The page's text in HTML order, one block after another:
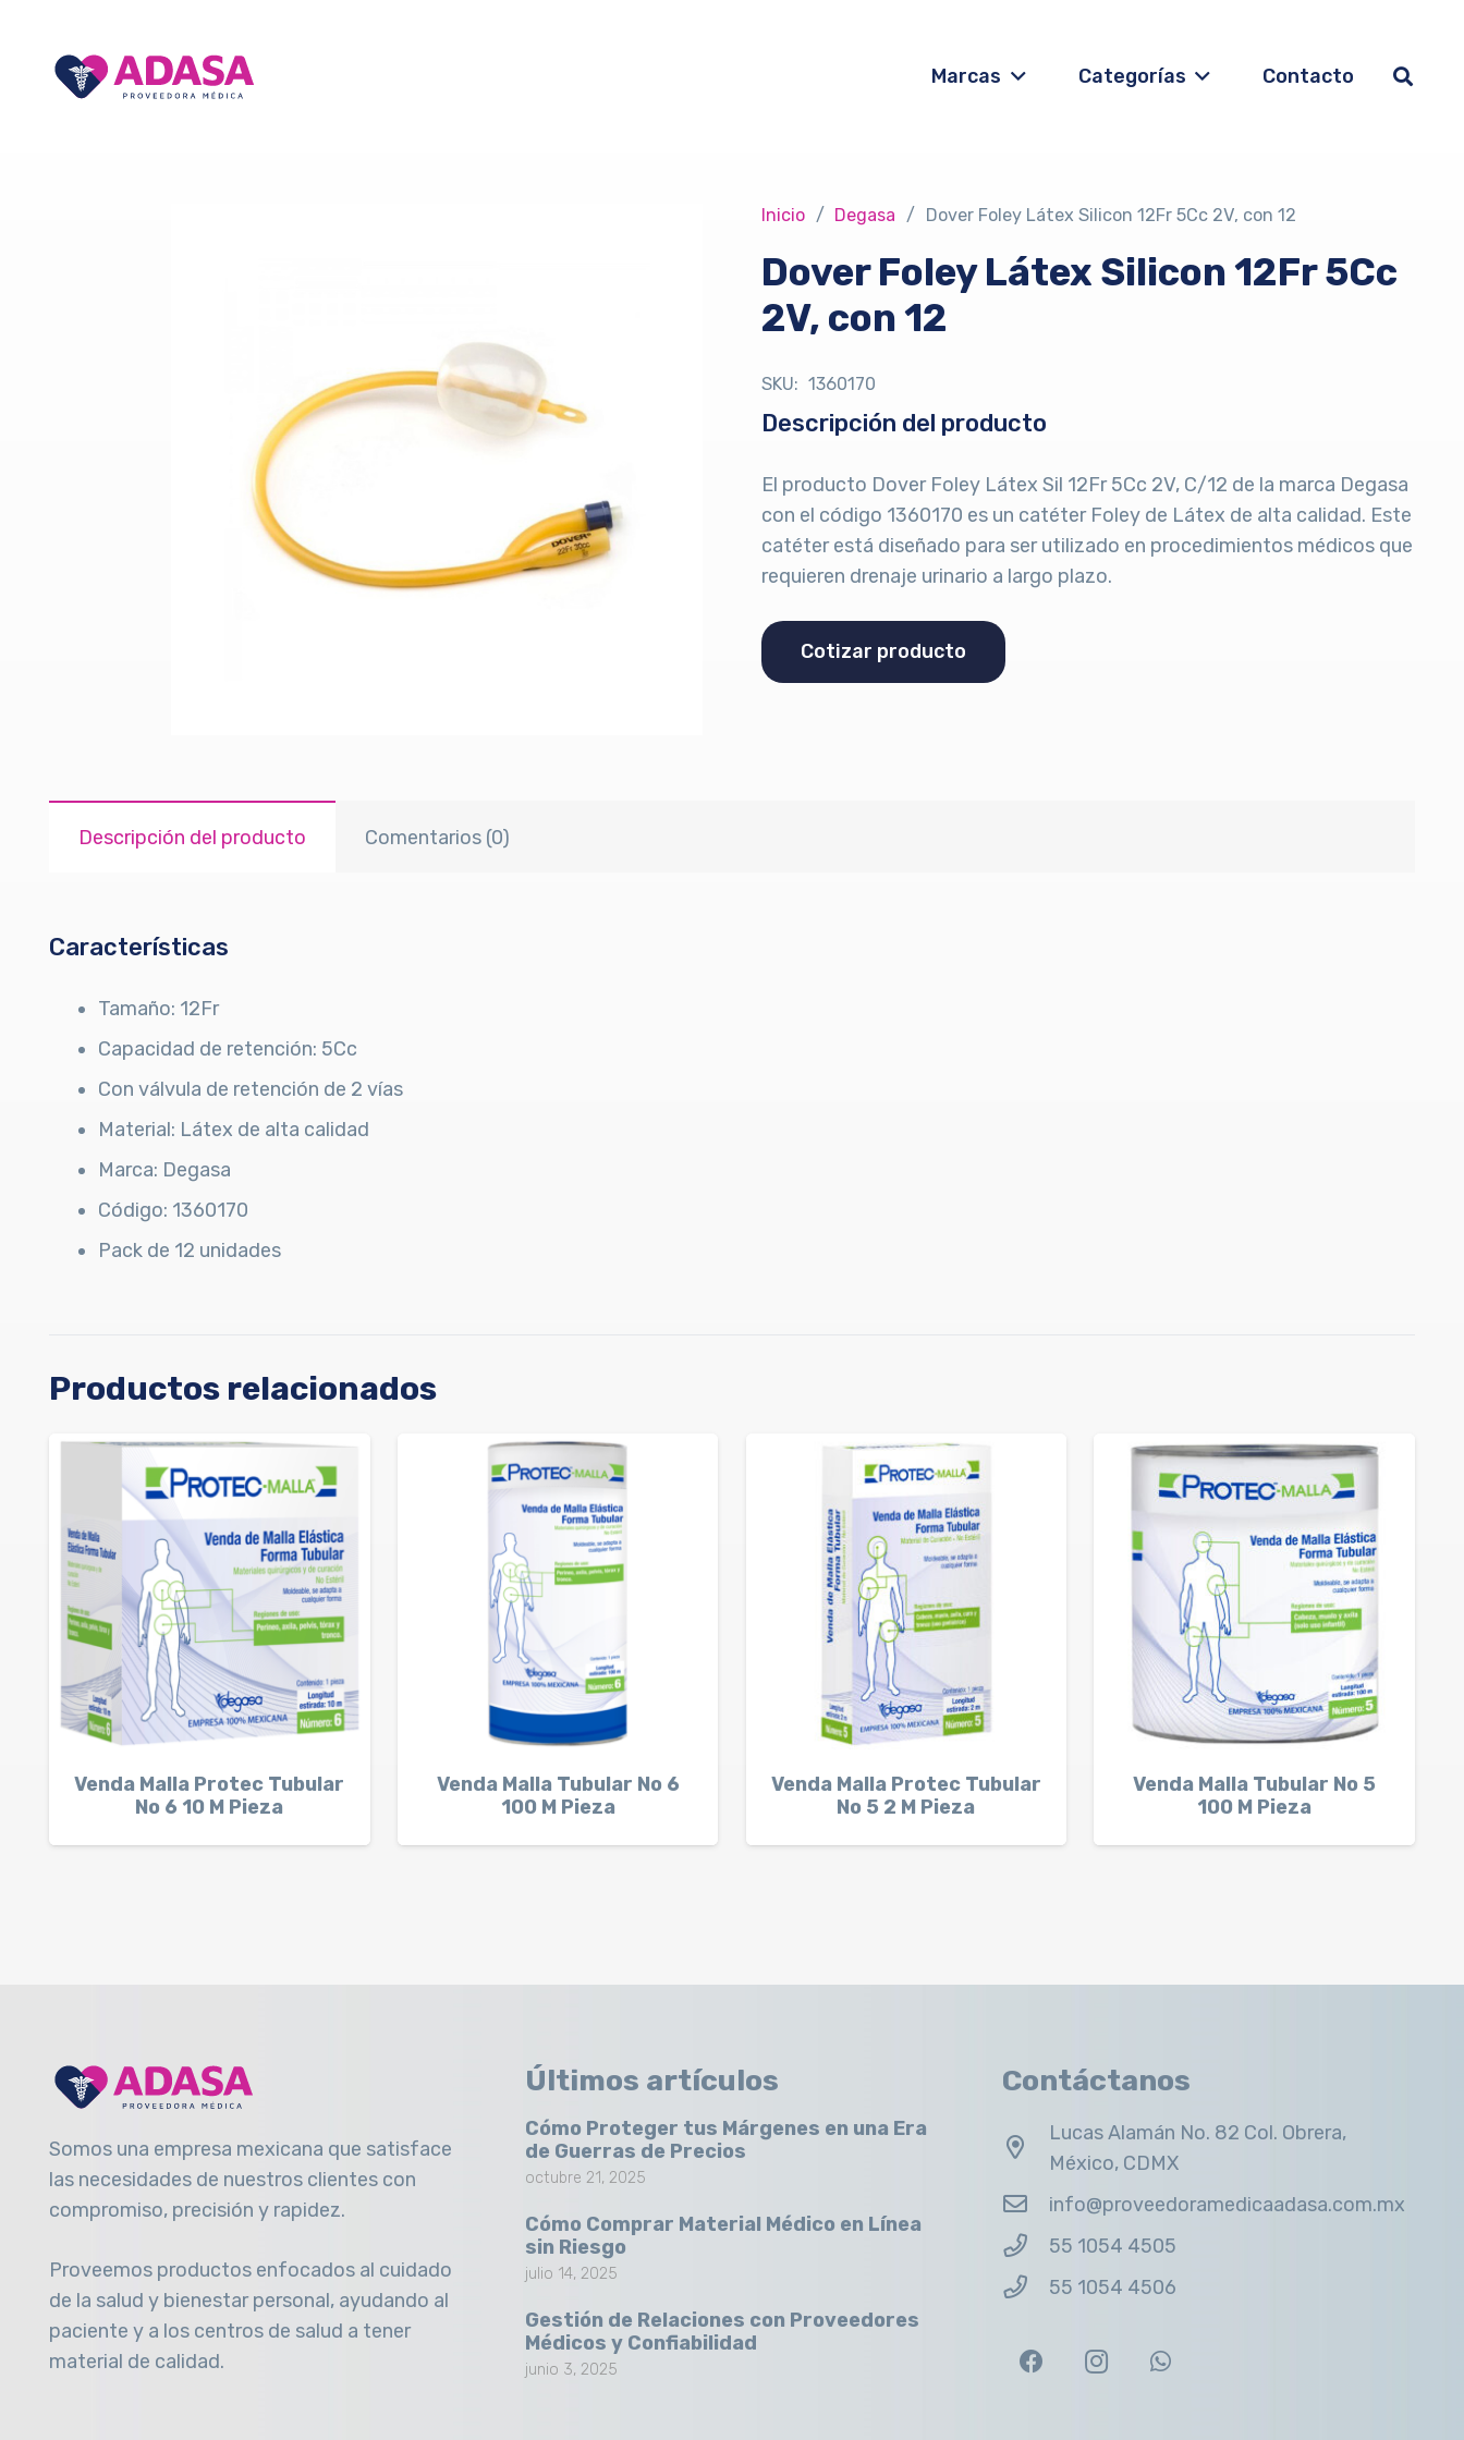
Marcas Categorías Contacto
Inicio / Degasa / Dover Foley Látex Silicon 12Fr 5Cc 2V, con 12
Dover Foley Látex Silicon 12Fr 5Cc
2V, con 12
SKU: 1360170
Descripción del producto
El producto Dover Foley Látex Sil 12Fr 5Cc 2V, C/12 de la marca Degasa
con el código 1360170 es un catéter Foley de Látex de alta calidad. Este
catéter está diseñado para ser utilizado en procedimientos médicos que
requieren drenaje urinario a largo plazo.
Cotizar producto
Descripción del producto Comentarios (0)
Características
Tamaño: 12Fr
Capacidad de retención: 5Cc
Con válvula de retención de 2 vías
Material: Látex de alta calidad
Marca: Degasa
Código: 1360170
Pack de 12 unidades
Productos relacionados
Venda Malla Protec Tubular
No 6 10 M Pieza
Venda Malla Tubular No 6
100 M Pieza
Venda Malla Protec Tubular
No 5 2 M Pieza
Venda Malla Tubular No 5
100 M Pieza
Somos una empresa mexicana que satisface
las necesidades de nuestros clientes con
compromiso, precisión y rapidez.
Proveemos productos enfocados al cuidado
de la salud y bienestar personal, ayudando al
paciente y a los centros de salud a tener
material de calidad.
Últimos artículos
Cómo Proteger tus Márgenes en una Era
de Guerras de Precios
octubre 21, 2025
Cómo Comprar Material Médico en Línea
sin Riesgo
julio 14, 2025
Gestión de Relaciones con Proveedores
Médicos y Confiabilidad
junio 3, 2025
Contáctanos
Lucas Alamán No. 82 Col. Obrera,
México, CDMX
info@proveedoramedicaadasa.com.mx
55 1054 4505
55 1054 4506